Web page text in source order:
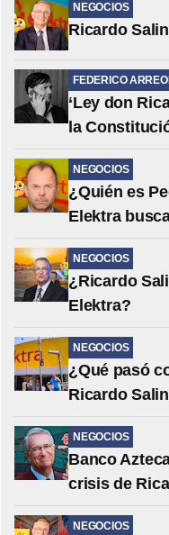
NEGOCIOS
Ricardo
FEDERICO
‘Ley don
la
NEGOCIOS
¿Quién es
Elektra
NEGOCIOS
¿Ricardo
Elektra?
NEGOCIOS
¿Qué pasó
Ricardo
NEGOCIOS
Banco
crisis de
NEGOCIOS